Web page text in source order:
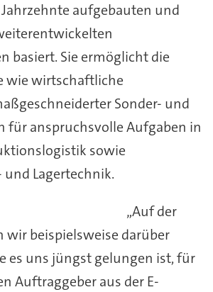
aufgebauten und
basiert. Sie ermöglicht die
wie wirtschaftliche
Sonder- und
für anspruchsvolle Aufgaben in
sowie
Lagertechnik.
„Auf der
wir beispielsweise darüber
es uns jüngst gelungen ist, für
Auftraggeber aus der E-